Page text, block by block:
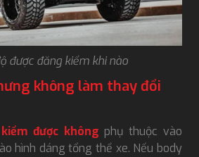
được đăng kiểm khi nào
không làm thay đổi
được không phụ thuộc vào
hình dáng tổng thể xe. Nếu body